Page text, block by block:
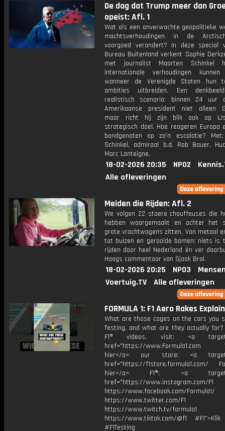
De dag dat Trump meer dan
opeist: Afl. 1
Wat als een onverwachte geopolitieke
machtsverhoudingen in de
voorgoed verandert? In deze special
Bureau Buitenland verkent Sophie
met journalist Maarten Schinkel
internationale verhoudingen kunnen
wanneer de Verenigde Staten hun
ambities uitbreiden. Een
realistisch scenario: binnen 24 uur
Amerikaanse president niet alleen
maar richt hij zijn blik ook op
strategisch doel. Hoe reageren Europa
bondgenoten op zo'n escalatie?
Schinkel, admiraal b.d. Rob Bauer,
Marc Lanteigne.
18-02-2026 20:35 NPO2
Alle afleveringen
Meiden die Rijden: Afl. 2
We volgen 22 stoere chauffeuses die
hebben waargemaakt en achter het
grote vrachtwagens zitten. Van metaal
tot buizen en gerooide bomen: niets is
rijden door heel Nederland én ver
Haags commentaar van Sjaak Bral.
18-02-2026 20:25 NPO3
Voertuig.TV
Alle afleveringen
FORMULA 1: F1 Aero Rakes
What are those cages on the cars you
Testing, and what are they actually
F1® videos, visit: <a
href="https://www.Formula1.com
hier</a> our store: <a
href="https://f1store.formula1.com/
hier</a> F1®: <a
href="https://www.instagram.com/F1
https://www.facebook.com/Formula1/
https://www.twitter.com/F1
https://www.twitch.tv/formula1
https://www.tiktok.com/@f1
#F1Testing